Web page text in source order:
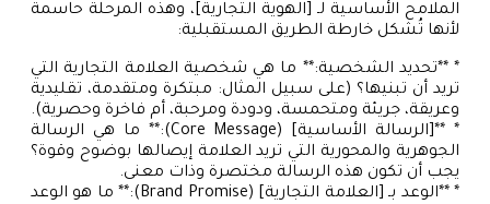
الملامح الأساسية لـ [الهوية التجارية]، وهذه المرحلة حاسمة
لأنها تُشكل خارطة الطريق المستقبلية:
* **تحديد الشخصية:** ما هي شخصية العلامة التجارية التي
تريد أن تبنيها؟ (على سبيل المثال: مبتكرة ومتقدمة، تقليدية
وعريقة، جريئة ومتحمسة، ودودة ومرحبة، أم فاخرة وحصرية).
* **[الرسالة الأساسية] (Core Message):** ما هي الرسالة
الجوهرية والمحورية التي تريد العلامة إيصالها بوضوح وقوة؟
يجب أن تكون هذه الرسالة مختصرة وذات معنى.
* **الوعد بـ [العلامة التجارية] (Brand Promise):** ما هو الوعد